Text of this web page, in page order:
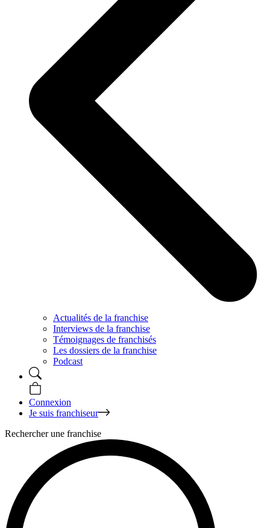
Actualités de la franchise
Interviews de la franchise
Témoignages de franchisés
Les dossiers de la franchise
Podcast
Connexion
Je suis franchiseur
Rechercher une franchise